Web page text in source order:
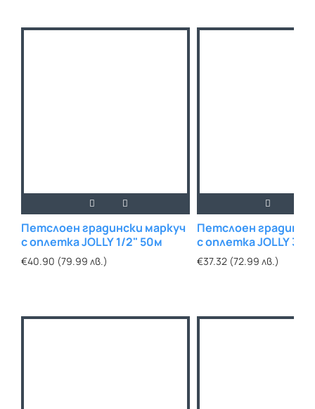
Петслоен градински маркуч
с оплетка JOLLY 1/2" 50м
€40.90 (79.99 лв.)
Петслоен
с оплетка JOLLY 3/
€37.32 (72.99 лв.)